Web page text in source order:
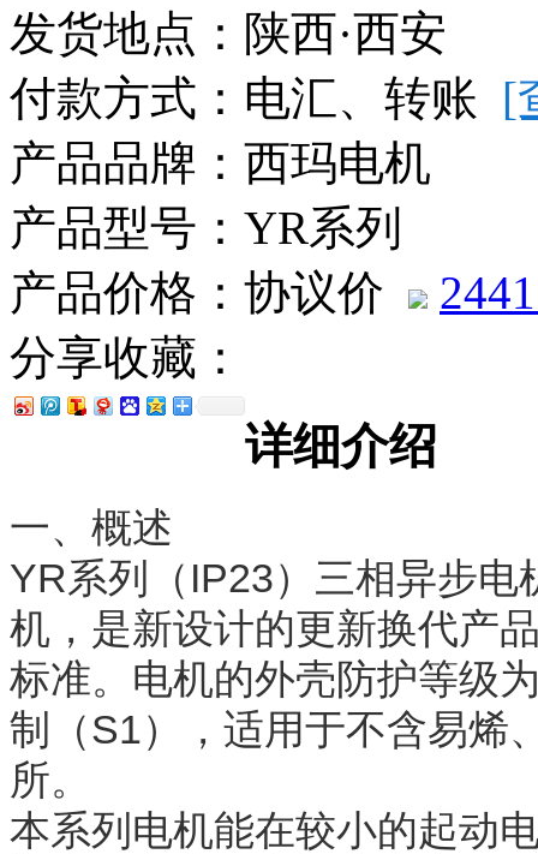
发货地点：陕西·西安
付款方式：电汇、转账 [
产品品牌：西玛电机
产品型号：YR系列
产品价格：协议价
分享收藏：
详细介绍
一、概述
YR系列（IP23）三相异步
机，是新设计的更新换代产
标准。电机的外壳防护等级
制（S1），适用于不含易烯
所。
本系列电机能在较小的起动